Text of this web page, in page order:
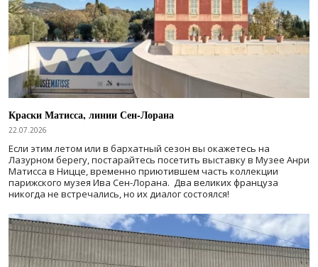
Краски Матисса, линии Сен-Лорана
22.07.2026
Если этим летом или в бархатный сезон вы окажетесь на
Лазурном берегу, постарайтесь посетить выставку в Музее Анри
Матисса в Ницце, временно приютившем часть коллекции
парижского музея Ива Сен-Лорана. Два великих француза
никогда не встречались, но их диалог состоялся!